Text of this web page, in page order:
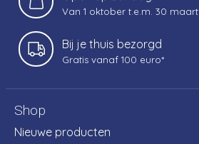
Van 1 oktober t.e.m. 30 maart
Bij je thuis bezorgd
Gratis vanaf 100 euro*
Shop
Nieuwe producten